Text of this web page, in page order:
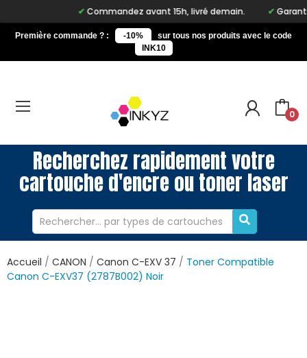
Commandez avant 15h, livré demain.
Première commande ? : -10%
sur tous nos produits avec le code
INK10
0
Recherchez rapidement votre
cartouche d'encre ou toner laser
Accueil CANON Canon C-EXV 37
Toner Compatible
Canon C-EXV37 (2787B002) Noir